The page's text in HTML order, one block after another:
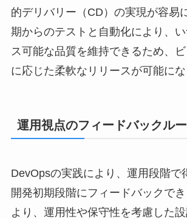
的デリバリー（CD）の実現が容易
期からのテストと自動化により、
ス可能な品質を維持できるため、
に応じた柔軟なリリースが可能にな
運用視点のフィードバックル
DevOpsの実践により、運用段階で
開発初期段階にフィードバックで
より、運用性や保守性を考慮した